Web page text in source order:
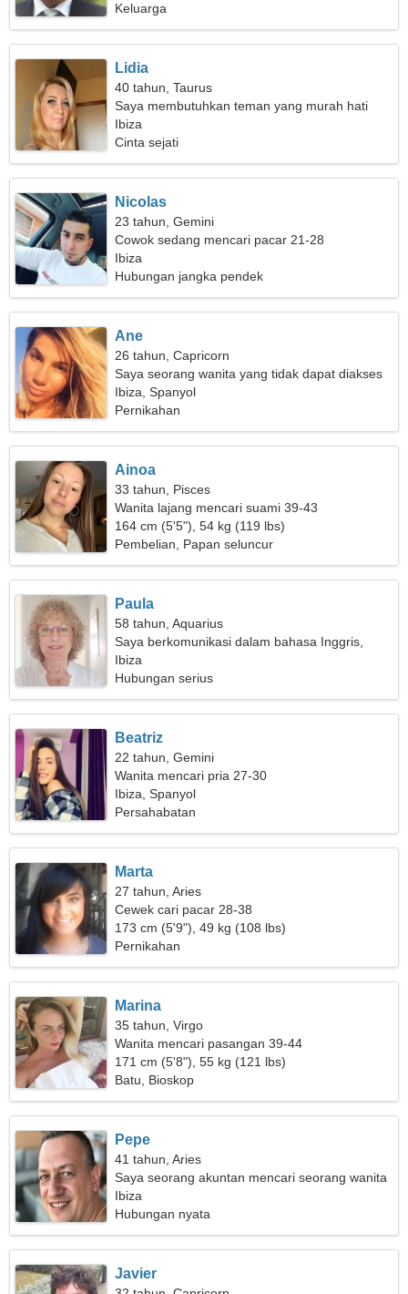
Keluarga
Lidia
40 tahun, Taurus
Saya membutuhkan teman yang murah hati
untuk bepergian bersama
Ibiza
Cinta sejati
Nicolas
23 tahun, Gemini
Cowok sedang mencari pacar 21-28
Ibiza
Hubungan jangka pendek
Ane
26 tahun, Capricorn
Saya seorang wanita yang tidak dapat diakses
Ibiza, Spanyol
Pernikahan
Ainoa
33 tahun, Pisces
Wanita lajang mencari suami 39-43
164 cm (5'5"), 54 kg (119 lbs)
Pembelian, Papan seluncur
Paula
58 tahun, Aquarius
Saya berkomunikasi dalam bahasa Inggris,
Jerman
Ibiza
Hubungan serius
Beatriz
22 tahun, Gemini
Wanita mencari pria 27-30
Ibiza, Spanyol
Persahabatan
Marta
27 tahun, Aries
Cewek cari pacar 28-38
173 cm (5'9"), 49 kg (108 lbs)
Pernikahan
Marina
35 tahun, Virgo
Wanita mencari pasangan 39-44
171 cm (5'8"), 55 kg (121 lbs)
Batu, Bioskop
Pepe
41 tahun, Aries
Saya seorang akuntan mencari seorang wanita
yang tidak biasa
Ibiza
Hubungan nyata
Javier